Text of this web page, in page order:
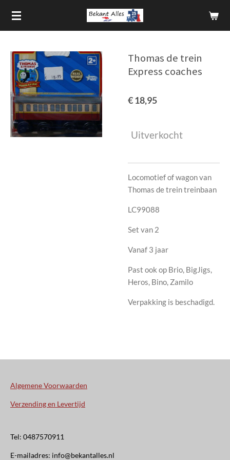
Ga
direct
hoofdinhoud
Thomas de trein
Express coaches
€ 18,95
Uitverkocht
Locomotief of wagon van
Thomas de trein treinbaan
LC99088
Set van 2
Vanaf 3 jaar
Past ook op Brio, BigJigs,
Heros, Bino, Zamilo
Verpakking is beschadigd.
Algemene Voorwaarden
Verzending en Levertijd
Tel: 0487570911
E-mailadres: info@bekantalles.nl